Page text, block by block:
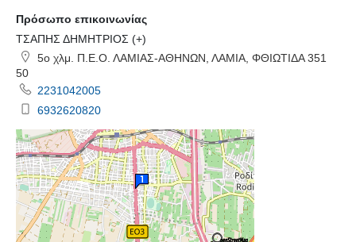
Πρόσωπο επικοινωνίας
ΤΣΑΠΗΣ ΔΗΜΗΤΡΙΟΣ (+)
5ο χλμ. Π.Ε.Ο. ΛΑΜΙΑΣ-ΑΘΗΝΩΝ, ΛΑΜΙΑ, ΦΘΙΩΤΙΔΑ 351
50
2231042005
6932620820